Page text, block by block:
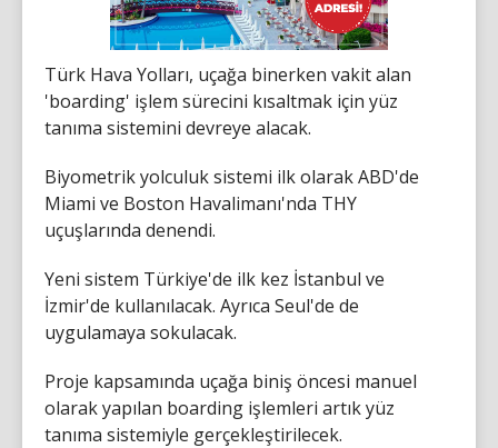
Türk Hava Yolları, uçağa binerken vakit alan
'boarding' işlem sürecini kısaltmak için yüz
tanıma sistemini devreye alacak.
Biyometrik yolculuk sistemi ilk olarak ABD'de
Miami ve Boston Havalimanı'nda THY
uçuşlarında denendi.
Yeni sistem Türkiye'de ilk kez İstanbul ve
İzmir'de kullanılacak. Ayrıca Seul'de de
uygulamaya sokulacak.
Proje kapsamında uçağa biniş öncesi manuel
olarak yapılan boarding işlemleri artık yüz
tanıma sistemiyle gerçekleştirilecek.